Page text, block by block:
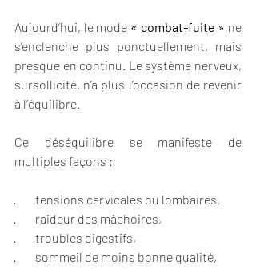
Aujourd’hui, le mode « combat-fuite » ne
s’enclenche plus ponctuellement, mais
presque en continu. Le système nerveux,
sursollicité, n’a plus l’occasion de revenir
à l’équilibre.
Ce déséquilibre se manifeste de
multiples façons :
·        tensions cervicales ou lombaires,
·        raideur des mâchoires,
·        troubles digestifs,
·        sommeil de moins bonne qualité,